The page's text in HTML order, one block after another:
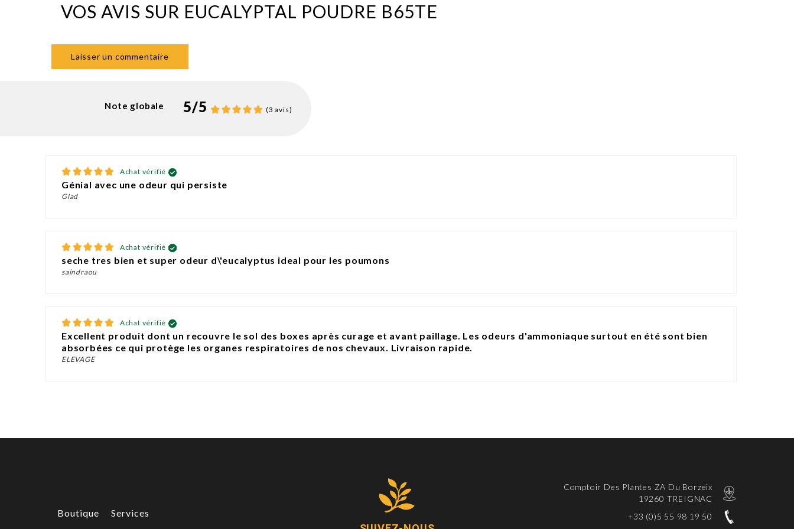
VOS AVIS SUR EUCALYPTAL POUDRE B65TE
Laisser un commentaire
Note globale 5/5 (3 avis)
Achat vérifié
Génial avec une odeur qui persiste
Glad
Achat vérifié
seche tres bien et super odeur d\'eucalyptus ideal pour les poumons
saindraou
Achat vérifié
Excellent produit dont un recouvre le sol des boxes après curage et avant paillage. Les odeurs d'ammoniaque surtout en été sont bien
absorbées ce qui protège les organes respiratoires de nos chevaux. Livraison rapide.
ELEVAGE
Boutique Services
Comptoir Des Plantes ZA Du Borzeix
19260 TREIGNAC
+33 (0)5 55 98 19 50